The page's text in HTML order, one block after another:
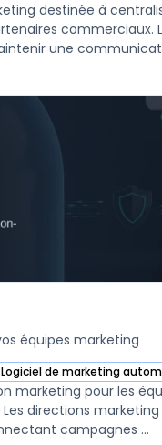
destinée à
commerciaux.
une
équipes marketing
Logiciel de marketing
Adobe Marketo Engage
marketing pour les
directions marketing
campagnes ...